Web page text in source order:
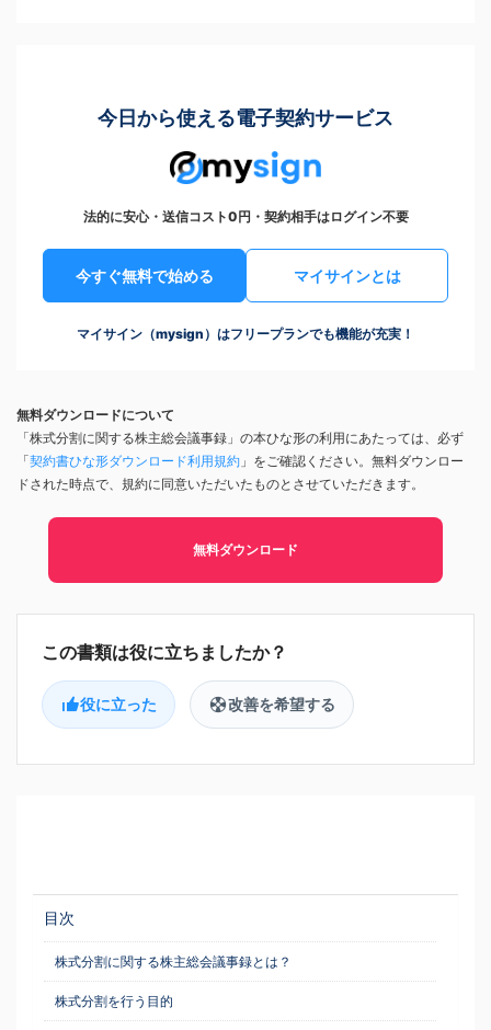
今日から使える電子契約サービス
法的に安心・送信コスト0円・契約相手はログイン不要
今すぐ無料で始める マイサインとは
マイサイン（mysign）はフリープランでも機能が充実！
無料ダウンロードについて
「株式分割に関する株主総会議事録」の本ひな形の利用にあたっては、必ず
「契約書ひな形ダウンロード利用規約 」をご確認ください。無料ダウンロー
ドされた時点で、規約に同意いただいたものとさせていただきます。
無料ダウンロード
役に立った 改善を希望する
目次
株式分割に関する株主総会議事録とは？
株式分割を行う目的